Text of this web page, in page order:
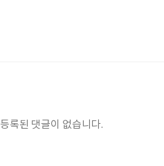
등록된 댓글이 없습니다.